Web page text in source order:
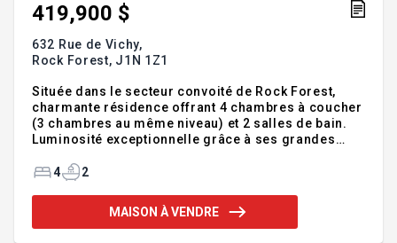
419,900 $
632 Rue de Vichy,
Rock Forest, J1N 1Z1
Située dans le secteur convoité de Rock Forest,
charmante résidence offrant 4 chambres à coucher
(3 chambres au même niveau) et 2 salles de bain.
Luminosité exceptionnelle grâce à ses grandes
rassemblements. Implantée sur un terrain privé de
bel espace extérieur pour jardinage, jeux ou
détente. Idéal pour une famille à la recherche d'un
4 2
MAISON À VENDRE